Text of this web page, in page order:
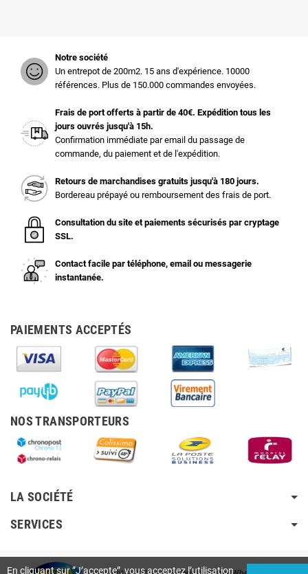
Notre société
Un entrepot de 200m2. 15 ans d'expérience. 10000
références. Plus de 150.000 commandes envoyées.
Frais de port offerts à partir de 40€. Expédition tous les
jours ouvrés jusqu'à 15h.
Confirmation immédiate par email du passage de
commande, du paiement et de l'expédition.
Retours de marchandises gratuits jusqu'à 180 jours.
Bordereau prépayé ou remboursement des frais de port.
Consultation du site et paiements sécurisés par cryptage
SSL.
Contact facile par téléphone, email ou messagerie
instantanée.
PAIEMENTS ACCEPTÉS
NOS TRANSPORTEURS
LA SOCIÉTÉ
SERVICES
En cliquant sur ”J’accepte”, vous acceptez l’utilisation